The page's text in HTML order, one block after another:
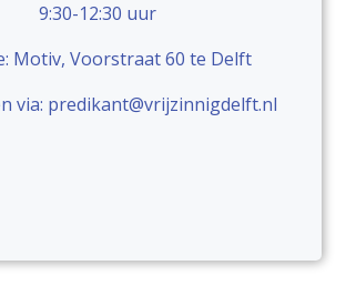
9:30-12:30 uur
Motiv, Voorstraat 60 te Delft
via: predikant@vrijzinnigdelft.nl